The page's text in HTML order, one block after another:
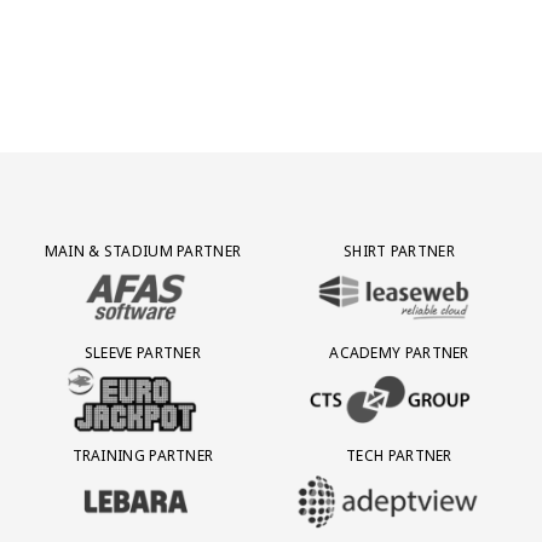
Partner Logos Grid
MAIN & STADIUM PARTNER
BEZOEK ONZE MAIN & STADIUM PARTNER AFAS SOFTWARE
SHIRT PARTNER
BEZOEK ONZE SHIRT PARTNER
SLEEVE PARTNER
BEZOEK ONZE SLEEVE PARTNER EUROJACKPOT
ACADEMY PARTNER
BEZOEK ONZE ACADEMY
TRAINING PARTNER
BEZOEK ONZE TRAINING PARTNER LEBARA
TECH PARTNER
BEZOEK ONZE TECH PARTNER